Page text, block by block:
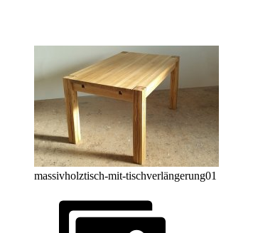
massivholztisch-mit-tischverlängerung01